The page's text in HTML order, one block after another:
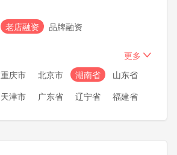
老店融资 品牌融资
更多
重庆市 北京市 湖南省
山东省
天津市 广东省 辽宁省
福建省
安徽省 湖北省 江苏省
河南省
黑龙江 内蒙古 新疆
甘肃省